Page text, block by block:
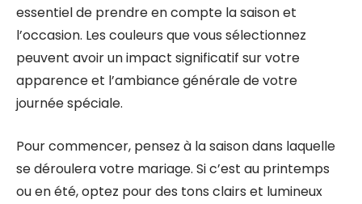
essentiel de prendre en compte la saison et
l’occasion. Les couleurs que vous sélectionnez
peuvent avoir un impact significatif sur votre
apparence et l’ambiance générale de votre
journée spéciale.
Pour commencer, pensez à la saison dans laquelle
se déroulera votre mariage. Si c’est au printemps
ou en été, optez pour des tons clairs et lumineux